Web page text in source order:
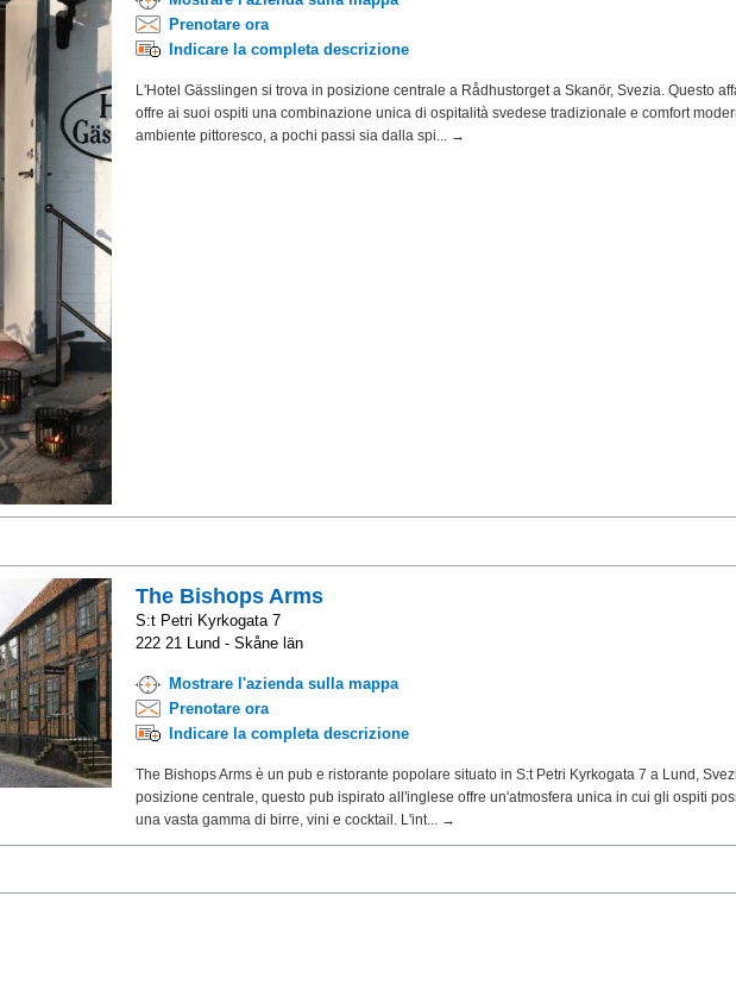
Prenotare ora
Indicare la completa descrizione
L'Hotel Gässlingen si trova in posizione centrale a Rådhustorget a Skanör, Svezia. Questo
offre ai suoi ospiti una combinazione unica di ospitalità svedese tradizionale e comfort
ambiente pittoresco, a pochi passi sia dalla spi... →
The Bishops Arms
S:t Petri Kyrkogata 7
222 21 Lund - Skåne län
Mostrare l'azienda sulla mappa
Prenotare ora
Indicare la completa descrizione
The Bishops Arms è un pub e ristorante popolare situato in S:t Petri Kyrkogata 7 a Lund,
posizione centrale, questo pub ispirato all'inglese offre un'atmosfera unica in cui gli ospiti
una vasta gamma di birre, vini e cocktail. L'int... →